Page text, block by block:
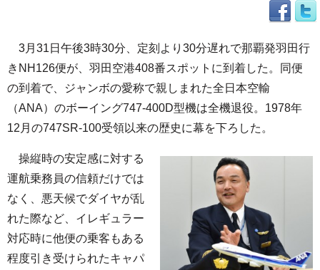
3月31日午後3時30分、定刻より30分遅れで那覇発羽田行
きNH126便が、羽田空港408番スポットに到着した。同便
の到着で、ジャンボの愛称で親しまれた全日本空輸
（ANA）のボーイング747-400D型機は全機退役。1978年
12月の747SR-100受領以来の歴史に幕を下ろした。
操縦時の安定感に対する
運航乗務員の信頼だけでは
なく、悪天候でダイヤが乱
れた際など、イレギュラー
対応時に他便の乗客もある
程度引き受けられたキャパ